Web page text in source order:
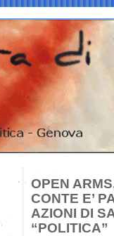
OPEN
CONTE E’
AZIONI DI
“POLITICA”